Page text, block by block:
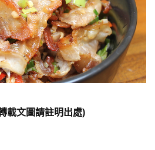
載文圖請註明出處)